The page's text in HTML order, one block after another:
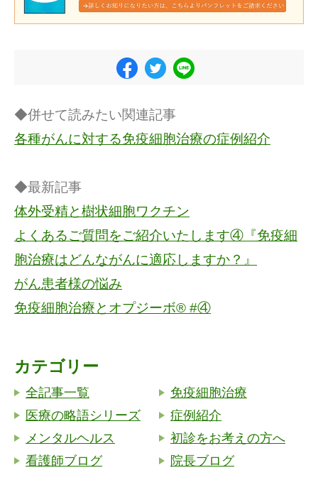
◆併せて読みたい関連記事
各種がんに対する免疫細胞治療の症例紹介
◆最新記事
体外受精と樹状細胞ワクチン
よくあるご質問をご紹介いたします④『免疫細
胞治療はどんながんに適応しますか？』
がん患者様の悩み
免疫細胞治療とオプジーボ® #④
カテゴリー
全記事一覧
免疫細胞治療
医療の略語シリーズ
症例紹介
メンタルヘルス
初診をお考えの方へ
看護師ブログ
院長ブログ